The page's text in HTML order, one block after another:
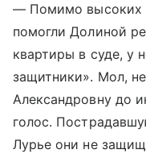
— Помимо высоких
помогли Долиной
квартиры в суде, у
защитники». Мол,
Александровну до
голос.
Лурье они не